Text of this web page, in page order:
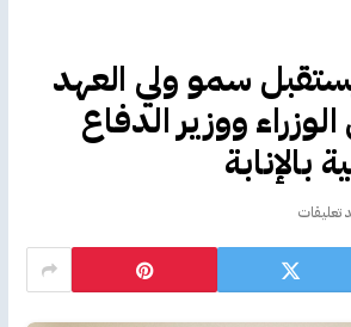
سمو ولي العهد
ووزير الدفاع
بالإنابة
تعليقات